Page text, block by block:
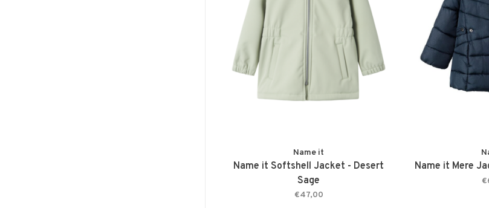
Name it
Name it Softshell Jacket - Desert
Sage
€47,00
Name it Mere